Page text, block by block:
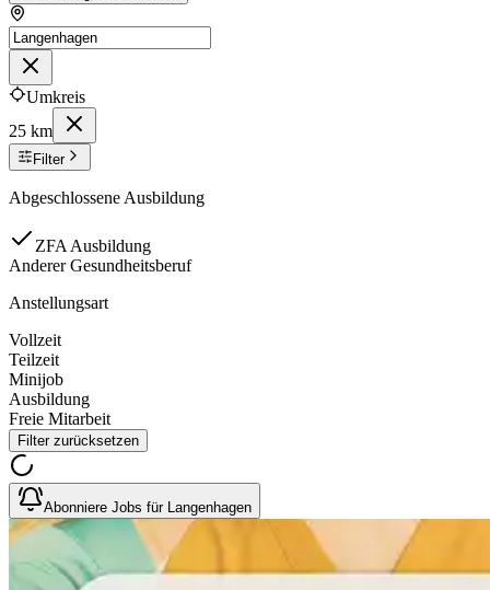
Umkreis
25 km
Filter
Abgeschlossene Ausbildung
ZFA Ausbildung
Anderer Gesundheitsberuf
Anstellungsart
Vollzeit
Teilzeit
Minijob
Ausbildung
Freie Mitarbeit
Filter zurücksetzen
Abonniere Jobs für Langenhagen